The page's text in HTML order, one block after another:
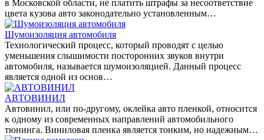
в Московской области, не платить штрафы за несоответствие
цвета кузова авто законодательно установленным…
Шумоизоляция автомобиля
Технологический процесс, который проводят с целью
уменьшения слышимости посторонних звуков внутри
автомобиля, называется шумоизоляцией. Данный процесс
является одной из основ…
АВТОВИНИЛ
Автовинил, или по-другому, оклейка авто пленкой, относится
к одному из современных направлений автомобильного
тюнинга. Виниловая пленка является тонким, но надежным…